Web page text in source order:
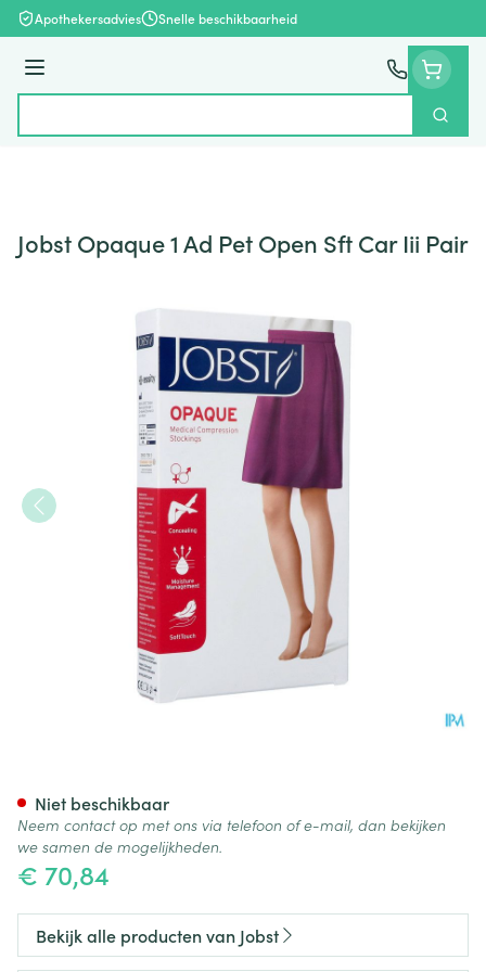
Ga naar de inhoud
Apothekersadvies Snelle beschikbaarheid
Menu
Zoek
Jobst Opaque 1 Ad Pet Open Sft Car Iii Pair
€ 70,84
Niet beschikbaar
Neem contact op met ons via telefoon of e-mail, dan bekijken
we samen de mogelijkheden.
Bekijk alle producten van Jobst